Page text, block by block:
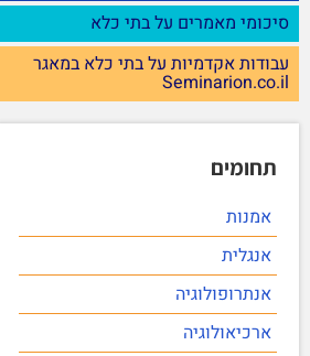
סיכומי מאמרים על בתי כלא
עבודות אקדמיות על בתי כלא במאגר
Seminarion.co.il
תחומים
אמנות
אנגלית
אנתרופולוגיה
ארכיאולוגיה